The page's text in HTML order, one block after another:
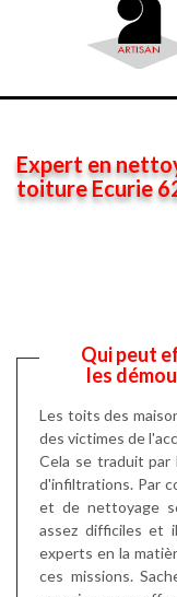
Expert en
toiture Ecurie
Qui peut
les
Les toits des
des victimes de
Cela se traduit par
d'infiltrations. Par
et de nettoyage
assez difficiles et
experts en la
ces missions.